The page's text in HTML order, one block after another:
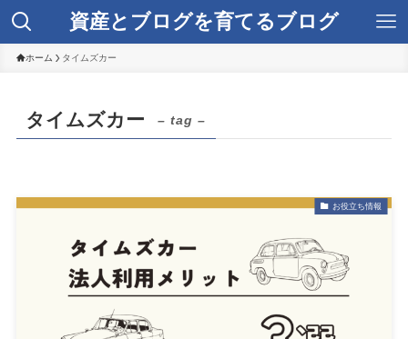
資産とブログを育てるブログ
ホーム タイムズカー
タイムズカー – tag –
お役立ち情報